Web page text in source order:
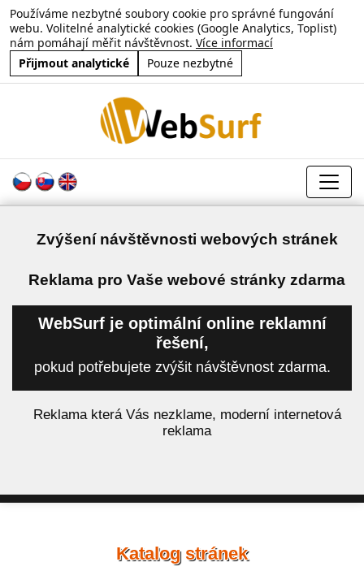
Používáme nezbytné soubory cookie pro správné fungování
webu. Volitelné analytické cookies (Google Analytics, Toplist)
nám pomáhají měřit návštěvnost. Více informací
Přijmout analytické
Pouze nezbytné
Zvýšení návštěvnosti webových stránek
Reklama pro Vaše webové stránky zdarma
WebSurf je optimální online reklamní
řešení,
pokud potřebujete zvýšit návštěvnost zdarma.
Reklama která Vás nezklame, moderní internetová
reklama
Katalog stránek